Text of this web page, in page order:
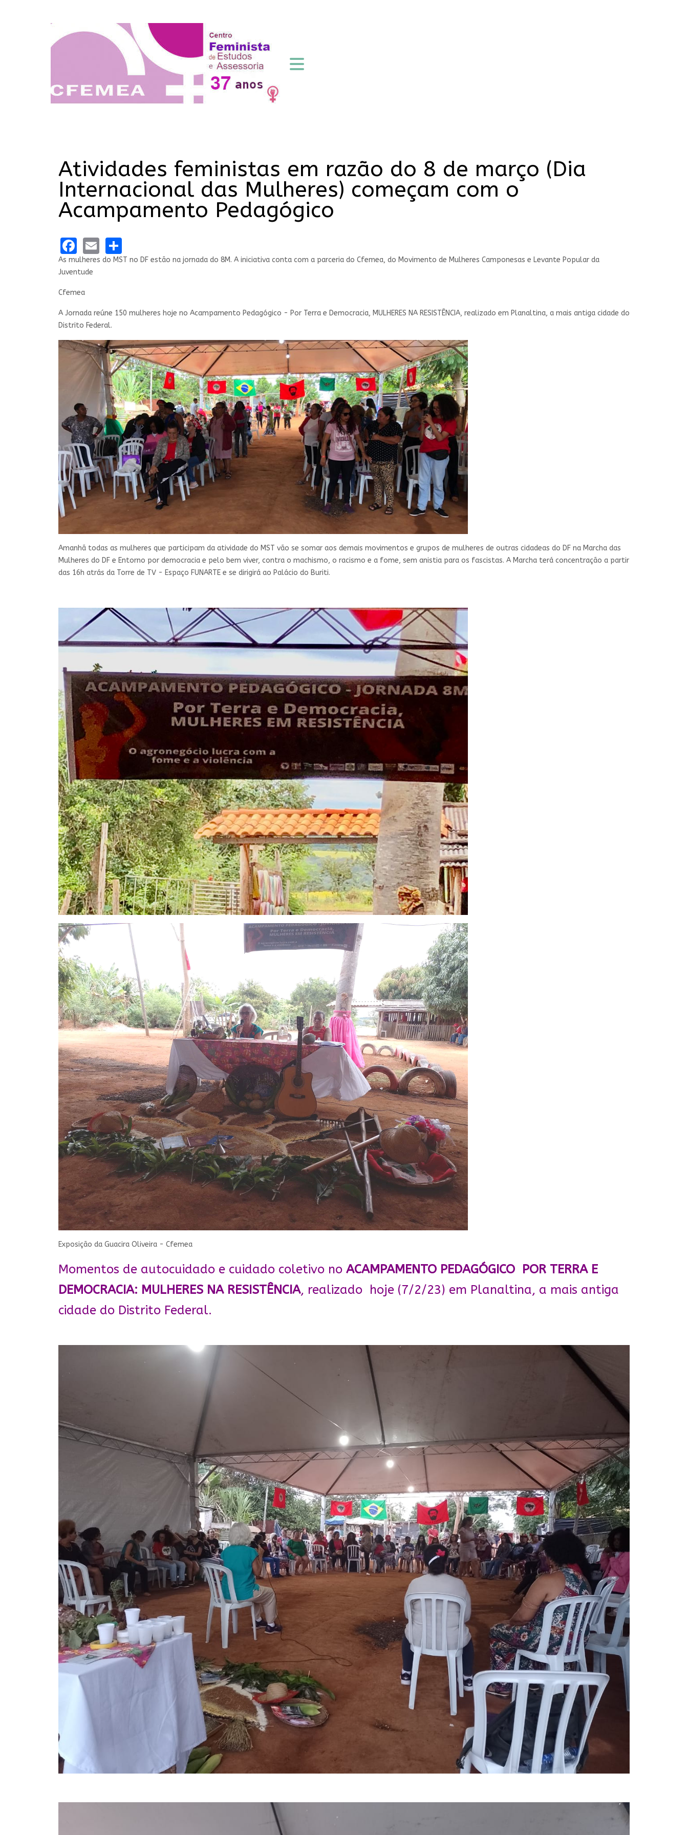
Atividades feministas em razão do 8 de março (Dia
Internacional das Mulheres) começam com o
Acampamento Pedagógico
Facebook
Email
As mulheres do MST no DF estão na jornada do 8M. A iniciativa conta com a parceria do Cfemea, do Movimento de Mulheres Camponesas e Levante Popular da
Juventude
Cfemea
A Jornada reúne 150 mulheres hoje no Acampamento Pedagógico - Por Terra e Democracia, MULHERES NA RESISTÊNCIA, realizado em Planaltina, a mais antiga cidade do
Distrito Federal.
Amanhã todas as mulheres que participam da atividade do MST vão se somar aos demais movimentos e grupos de mulheres de outras cidadeas do DF na Marcha das
Mulheres do DF e Entorno por democracia e pelo bem viver, contra o machismo, o racismo e a fome, sem anistia para os fascistas. A Marcha terá concentração a partir
das 16h atrás da Torre de TV - Espaço FUNARTE e se dirigirá ao Palácio do Buriti.
Exposição da Guacira Oliveira - Cfemea
Momentos de autocuidado e cuidado coletivo no ACAMPAMENTO PEDAGÓGICO POR TERRA E
DEMOCRACIA: MULHERES NA RESISTÊNCIA, realizado hoje (7/2/23) em Planaltina, a mais antiga
cidade do Distrito Federal.